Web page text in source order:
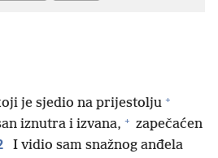
je sjedio na prijestolju +
iznutra i izvana, + zapečaćen
I vidio sam snažnog anđela